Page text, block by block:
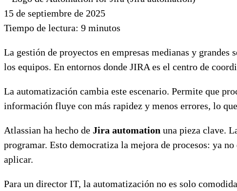
15 de septiembre de 2025
Tiempo de lectura: 9 minutos
La gestión de proyectos en empresas medianas y
los equipos. En entornos donde JIRA es el centro de
La automatización cambia este escenario. Permite que
información fluye con más rapidez y menos errores, lo
Atlassian ha hecho de Jira automation una pieza clave.
programar. Esto democratiza la mejora de procesos: ya
aplicar.
Para un director IT, la automatización no es solo